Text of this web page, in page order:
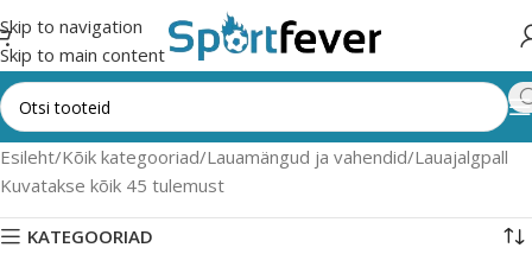
Skip to navigation
Skip to main content
Esileht Kõik kategooriad Lauamängud ja vahendid Lauajalgpall
Kuvatakse kõik 45 tulemust
KATEGOORIAD